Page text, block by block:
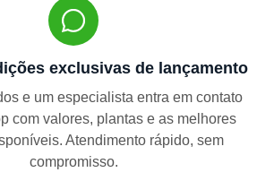
exclusivas de lançamento
e um especialista entra em contato
com valores, plantas e as melhores
Atendimento rápido, sem
compromisso.